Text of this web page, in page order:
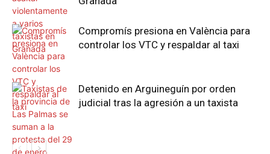
Compromís presiona en València para
controlar los VTC y respaldar al taxi
Detenido en Arguineguín por orden
judicial tras la agresión a un taxista